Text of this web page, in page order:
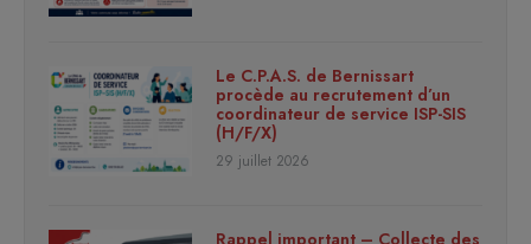
Le C.P.A.S. de Bernissart
procède au recrutement d’un
coordinateur de service ISP-SIS
(H/F/X)
29 juillet 2026
Rappel important – Collecte des